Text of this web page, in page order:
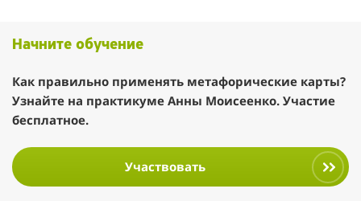
Начните обучение
Как правильно применять метафорические карты?
Узнайте на практикуме Анны Моисеенко. Участие
бесплатное.
Участвовать